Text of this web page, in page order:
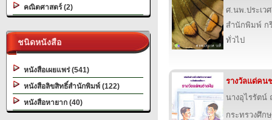
คณิตศาสตร์ (2)
ชนิดหนังสือ
หนังสือเผยแพร่ (541)
หนังสือลิขสิทธิ์สำนักพิมพ์ (122)
หนังสือหายาก (40)
ศ.นพ.ประเว
สำนักพิมพ์
ทั่วไป
รางวัลแด่คน
นางอุไรรัตน์
กระทรวงศึก